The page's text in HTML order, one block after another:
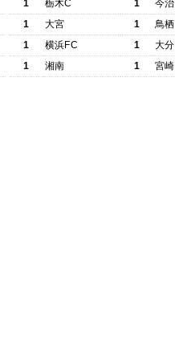
1
栃木C 1
今治
1
大宮 1
鳥栖
1
横浜FC 1
大分
1
湘南 1 宮崎